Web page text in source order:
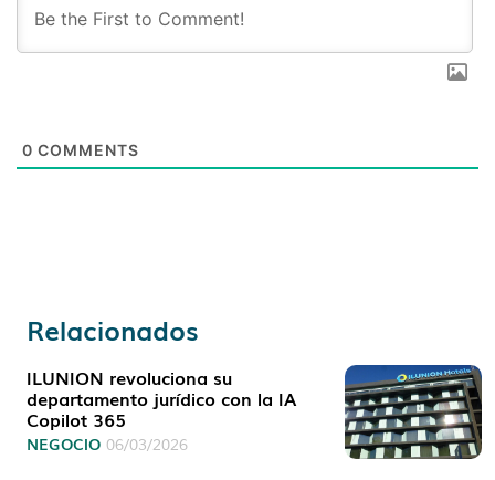
0 COMMENTS
Relacionados
ILUNION revoluciona su
departamento jurídico con la IA
Copilot 365
NEGOCIO 06/03/2026